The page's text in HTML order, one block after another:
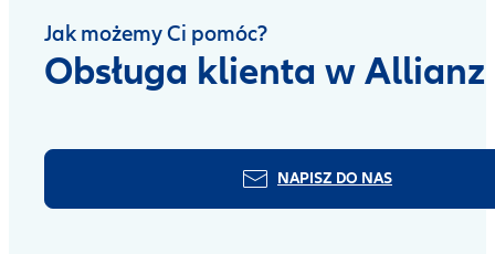
Jak możemy Ci pomóc?
Obsługa klienta w Allianz
NAPISZ DO NAS